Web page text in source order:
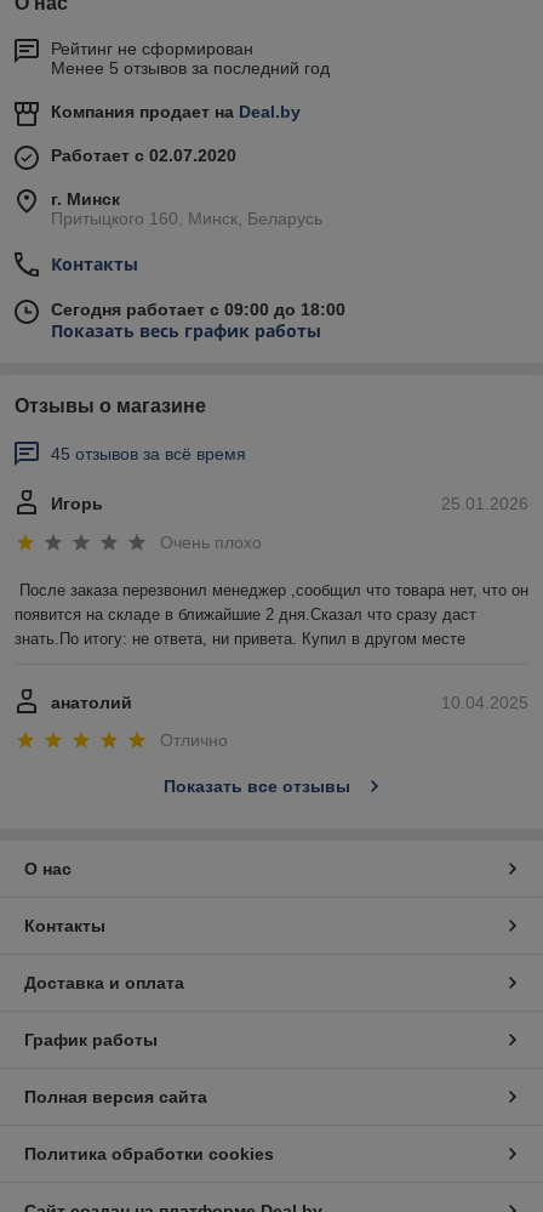
Рейтинг не сформирован
Менее 5 отзывов за последний год
Компания продает на Deal.by
Работает с 02.07.2020
г. Минск
Притыцкого 160, Минск, Беларусь
Контакты
Сегодня работает с 09:00 до 18:00
Показать весь график работы
Отзывы о магазине
45 отзывов за всё время
25.01.2026
Игорь
Очень плохо
После заказа перезвонил менеджер ,сообщил что товара нет, что он
появится на складе в ближайшие 2 дня.Сказал что сразу даст
знать.По итогу: не ответа, ни привета. Купил в другом месте
10.04.2025
анатолий
Отлично
Показать все отзывы
О нас
Контакты
Доставка и оплата
График работы
Полная версия сайта
Политика обработки cookies